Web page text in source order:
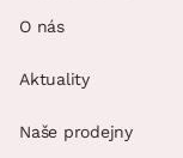
O nás
Aktuality
Naše prodejny